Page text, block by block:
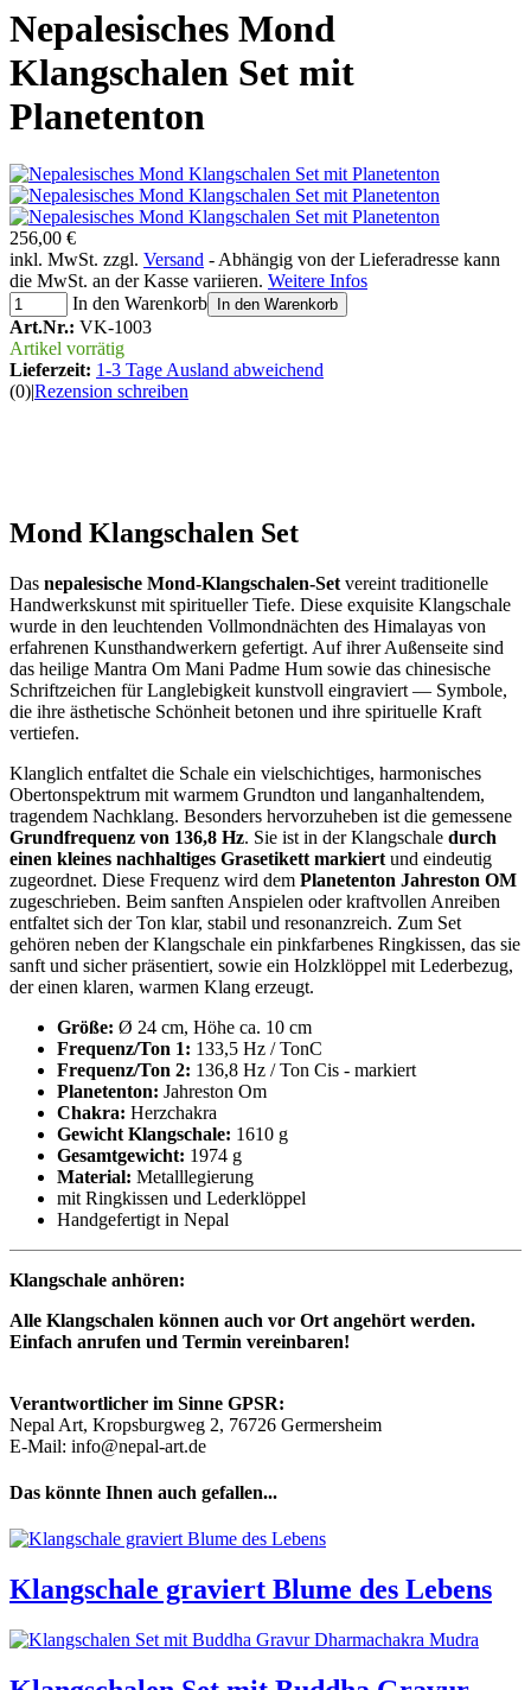
Nepalesisches Mond
Klangschalen Set mit
Planetenton
256,00 €
inkl. MwSt. zzgl. Versand - Abhängig von der Lieferadresse kann
die MwSt. an der Kasse variieren. Weitere Infos
In den Warenkorb
In den Warenkorb
Art.Nr.: VK-1003
Artikel vorrätig
Lieferzeit: 1-3 Tage Ausland abweichend
(0)|Rezension schreiben
Mond Klangschalen Set
Das nepalesische Mond-Klangschalen-Set vereint traditionelle
Handwerkskunst mit spiritueller Tiefe. Diese exquisite Klangschale
wurde in den leuchtenden Vollmondnächten des Himalayas von
erfahrenen Kunsthandwerkern gefertigt. Auf ihrer Außenseite sind
das heilige Mantra Om Mani Padme Hum sowie das chinesische
Schriftzeichen für Langlebigkeit kunstvoll eingraviert — Symbole,
die ihre ästhetische Schönheit betonen und ihre spirituelle Kraft
vertiefen.
Klanglich entfaltet die Schale ein vielschichtiges, harmonisches
Obertonspektrum mit warmem Grundton und langanhaltendem,
tragendem Nachklang. Besonders hervorzuheben ist die gemessene
Grundfrequenz von 136,8 Hz. Sie ist in der Klangschale durch
einen kleines nachhaltiges Grasetikett markiert und eindeutig
zugeordnet. Diese Frequenz wird dem Planetenton Jahreston OM
zugeschrieben. Beim sanften Anspielen oder kraftvollen Anreiben
entfaltet sich der Ton klar, stabil und resonanzreich. Zum Set
gehören neben der Klangschale ein pinkfarbenes Ringkissen, das sie
sanft und sicher präsentiert, sowie ein Holzklöppel mit Lederbezug,
der einen klaren, warmen Klang erzeugt.
Größe: Ø 24 cm, Höhe ca. 10 cm
Frequenz/Ton 1: 133,5 Hz / TonC
Frequenz/Ton 2: 136,8 Hz / Ton Cis - markiert
Planetenton: Jahreston Om
Chakra: Herzchakra
Gewicht Klangschale: 1610 g
Gesamtgewicht: 1974 g
Material: Metalllegierung
mit Ringkissen und Lederklöppel
Handgefertigt in Nepal
Klangschale anhören:
Alle Klangschalen können auch vor Ort angehört werden.
Einfach anrufen und Termin vereinbaren!
Verantwortlicher im Sinne GPSR:
Nepal Art, Kropsburgweg 2, 76726 Germersheim
E-Mail: info@nepal-art.de
Das könnte Ihnen auch gefallen...
Klangschale graviert Blume des Lebens